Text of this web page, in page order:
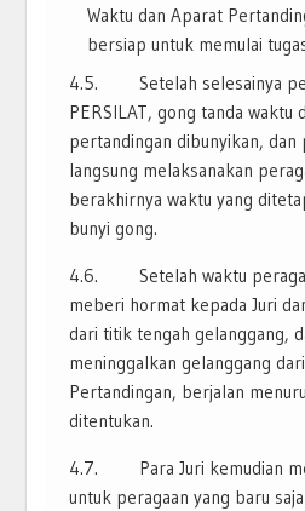
Waktu dan Aparat
bersiap untuk memulai
4.5. Setelah selesainya
PERSILAT, gong tanda waktu
pertandingan dibunyikan,
langsung melaksanakan
berakhirnya waktu yang
bunyi gong.
4.6. Setelah waktu
meberi hormat kepada Juri
dari titik tengah gelanggang,
meninggalkan gelanggang
Pertandingan, berjalan
ditentukan.
4.7. Para Juri kemudian
untuk peragaan yang baru